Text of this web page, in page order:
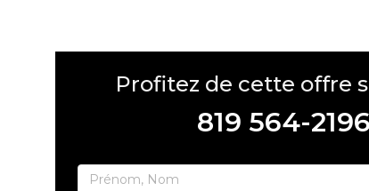
Profitez de cette offre
819 564-2196
GRANBY